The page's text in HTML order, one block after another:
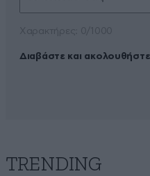
Διαβάστε και
TRENDING